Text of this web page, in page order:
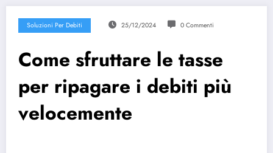
Soluzioni Per Debiti 25/12/2024 0 Commenti
Come sfruttare le tasse
per ripagare i debiti più
velocemente